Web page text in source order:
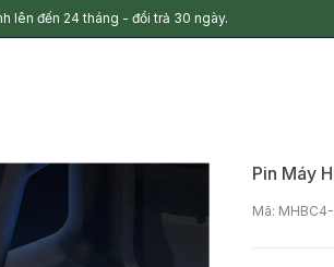
lên đến 24 tháng - đổi trả 30 ngày.
Pin Máy
Mã: